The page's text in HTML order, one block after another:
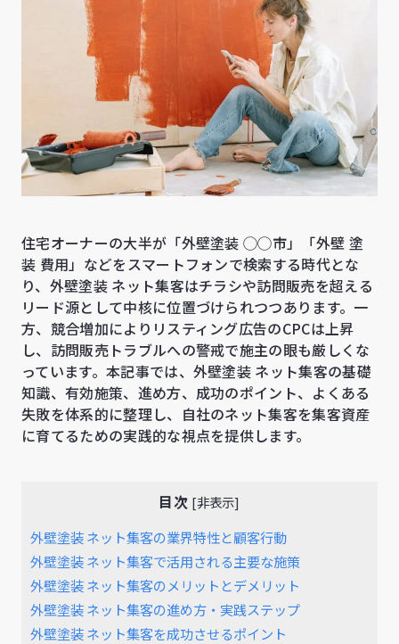
住宅オーナーの大半が「外壁塗装 ◯◯市」「外壁 塗
装 費用」などをスマートフォンで検索する時代とな
り、外壁塗装 ネット集客はチラシや訪問販売を超える
リード源として中核に位置づけられつつあります。一
方、競合増加によりリスティング広告のCPCは上昇
し、訪問販売トラブルへの警戒で施主の眼も厳しくな
っています。本記事では、外壁塗装 ネット集客の基礎
知識、有効施策、進め方、成功のポイント、よくある
失敗を体系的に整理し、自社のネット集客を集客資産
に育てるための実践的な視点を提供します。
目次 [非表示]
外壁塗装 ネット集客の業界特性と顧客行動
外壁塗装 ネット集客で活用される主要な施策
外壁塗装 ネット集客のメリットとデメリット
外壁塗装 ネット集客の進め方・実践ステップ
外壁塗装 ネット集客を成功させるポイント